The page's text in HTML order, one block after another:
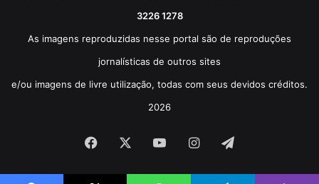
3226 1278
As imagens reproduzidas nesse portal são de reproduções
jornalísticas de outros sites
e/ou imagens de livre utilização, todas com seus devidos créditos.
2026
Facebook YouTubeInstagram